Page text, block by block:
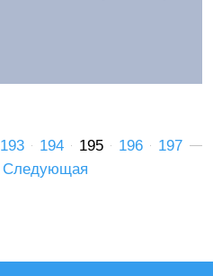
193 194 195 196
197
Следующая